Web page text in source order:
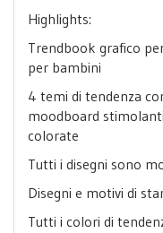
Highlights:
Trendbook grafico
per bambini
4 temi di tendenza
moodboard
colorate
Tutti i disegni sono
Disegni e motivi di
Tutti i colori di